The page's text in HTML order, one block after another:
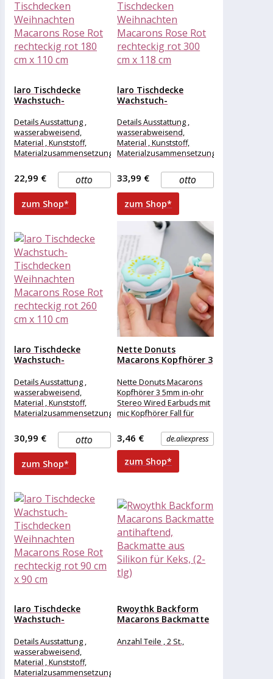
laro Tischdecke
Wachstuch-
Weihnachten
Macarons Rose Rot...
Details Ausstattung ,
wasserabweisend,
Material , Kunststoff,
Materialzusammensetzung
Gewicht Breite , 180 cm,
Länge , 110
otto
22,99 €
zum Shop*
laro Tischdecke
Wachstuch-
Weihnachten
Macarons Rose Rot...
Details Ausstattung ,
wasserabweisend,
Material , Kunststoff,
Materialzusammensetzung
Gewicht Breite , 300 cm,
Länge , 118
otto
33,99 €
zum Shop*
laro Tischdecke
Wachstuch-
Weihnachten
Macarons Rose Rot...
Details Ausstattung ,
wasserabweisend,
Material , Kunststoff,
Materialzusammensetzung
Gewicht Breite , 260 cm,
Länge , 110
otto
30,99 €
zum Shop*
Nette Donuts
Macarons Kopfhörer 3
Nette Donuts Macarons
Kopfhörer 3 5mm in-ohr
Stereo Wired Earbuds mit
mic Kopfhörer Fall für
de.aliexpress
3,46 €
zum Shop*
laro Tischdecke
Wachstuch-
Weihnachten
Macarons Rose Rot...
Details Ausstattung ,
wasserabweisend,
Material , Kunststoff,
Materialzusammensetzung
Rwoythk Backform
Macarons Backmatte
Backmatte aus...
Anzahl Teile , 2 St.,